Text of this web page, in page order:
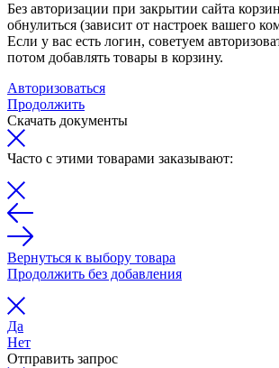
Без авторизации при закрытии сайта
обнулиться (зависит от настроек вашего
Если у вас есть логин, советуем
потом добавлять товары в корзину.
Авторизоваться
Продолжить
Скачать документы
Часто с этими товарами заказывают:
Вернуться к выбору товара
Продолжить без добавления
Да
Нет
Отправить запрос